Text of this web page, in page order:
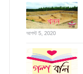
আগস্ট 5, 2020